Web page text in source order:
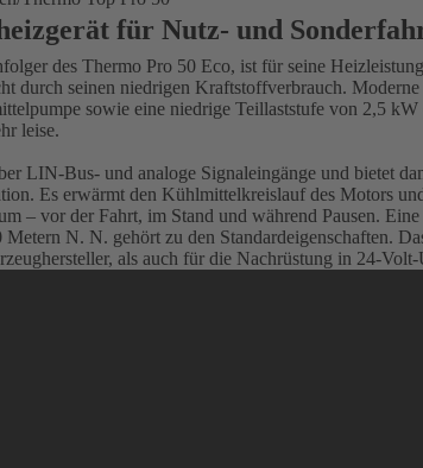
für Nutz- und
des Thermo Pro 50 Eco, ist für seine
durch seinen niedrigen Kraftstoffverbrauch.
sowie eine niedrige Teillaststufe von 2,5
leise.
LIN-Bus- und analoge Signaleingänge und bietet
Es erwärmt den Kühlmittelkreislauf des Motors
– vor der Fahrt, im Stand und während Pausen. Eine
Metern N. N. gehört zu den Standardeigenschaften.
als auch für die Nachrüstung in 24-